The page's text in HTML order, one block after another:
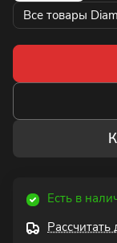
Все товары
Есть в
Рассчитать